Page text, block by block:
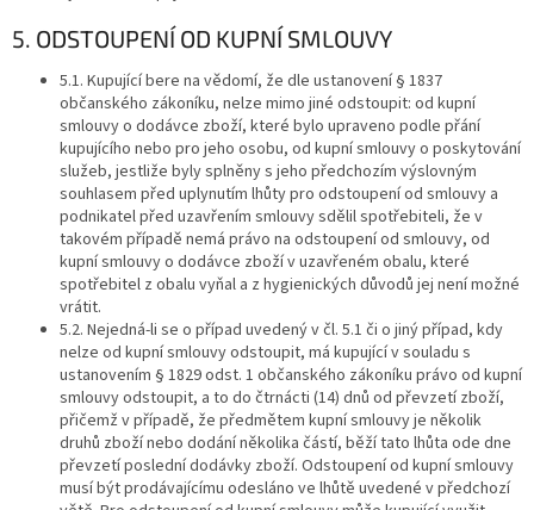
5. ODSTOUPENÍ OD KUPNÍ SMLOUVY
5.1. Kupující bere na vědomí, že dle ustanovení § 1837
občanského zákoníku, nelze mimo jiné odstoupit: od kupní
smlouvy o dodávce zboží, které bylo upraveno podle přání
kupujícího nebo pro jeho osobu, od kupní smlouvy o poskytování
služeb, jestliže byly splněny s jeho předchozím výslovným
souhlasem před uplynutím lhůty pro odstoupení od smlouvy a
podnikatel před uzavřením smlouvy sdělil spotřebiteli, že v
takovém případě nemá právo na odstoupení od smlouvy, od
kupní smlouvy o dodávce zboží v uzavřeném obalu, které
spotřebitel z obalu vyňal a z hygienických důvodů jej není možné
vrátit.
5.2. Nejedná-li se o případ uvedený v čl. 5.1 či o jiný případ, kdy
nelze od kupní smlouvy odstoupit, má kupující v souladu s
ustanovením § 1829 odst. 1 občanského zákoníku právo od kupní
smlouvy odstoupit, a to do čtrnácti (14) dnů od převzetí zboží,
přičemž v případě, že předmětem kupní smlouvy je několik
druhů zboží nebo dodání několika částí, běží tato lhůta ode dne
převzetí poslední dodávky zboží. Odstoupení od kupní smlouvy
musí být prodávajícímu odesláno ve lhůtě uvedené v předchozí